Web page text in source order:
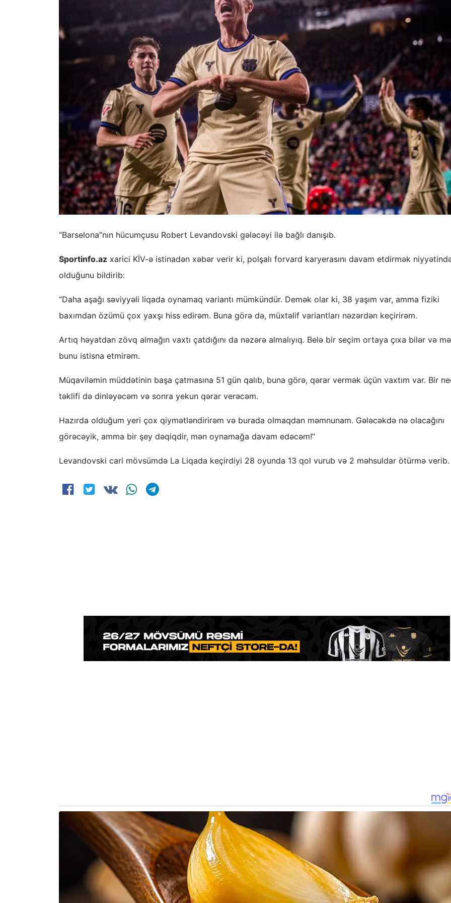
“Barselona”nın hücumçusu Robert Levandovski gələcəyi ilə bağlı danışıb.
Sportinfo.az xarici KİV-ə istinadən xəbər verir ki, polşalı forvard karyerasını davam etdirmək
olduğunu bildirib:
“Daha aşağı səviyyəli liqada oynamaq variantı mümkündür. Demək olar ki, 38 yaşım var, amma fiziki
baxımdan özümü çox yaxşı hiss edirəm. Buna görə də, müxtəlif variantları nəzərdən keçirirəm.
Artıq həyatdan zövq almağın vaxtı çatdığını da nəzərə almalıyıq. Belə bir seçim ortaya çıxa bilər və
bunu istisna etmirəm.
Müqaviləmin müddətinin başa çatmasına 51 gün qalıb, buna görə, qərar vermək üçün vaxtım var. Bir
təklifi də dinləyəcəm və sonra yekun qərar verəcəm.
Hazırda olduğum yeri çox qiymətləndirirəm və burada olmaqdan məmnunam. Gələcəkdə nə olacağını
görəcəyik, amma bir şey dəqiqdir, mən oynamağa davam edəcəm!”
Levandovski cari mövsümdə La Liqada keçirdiyi 28 oyunda 13 qol vurub və 2 məhsuldar ötürmə verib.